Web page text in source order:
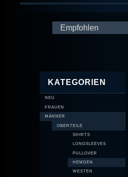
KATEGORIEN
NEU
FRAUEN
MÄNNER
OBERTEILE
SHIRTS
LONGSLEEVES
PULLOVER
HEMDEN
WESTEN